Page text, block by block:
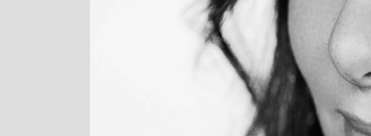
Richemont